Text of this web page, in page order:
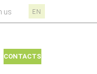
us EN
CONTACTS